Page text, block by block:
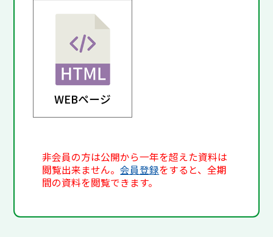
WEBページ
非会員の方は公開から一年を超えた資料は
閲覧出来ません。会員登録をすると、全期
間の資料を閲覧できます。